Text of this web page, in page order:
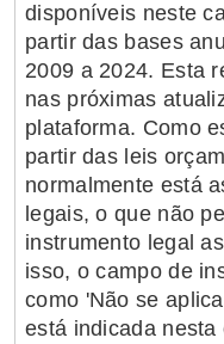
disponíveis neste
partir das bases
2009 a 2024. Esta
nas próximas
plataforma. Como
partir das leis
normalmente está
legais, o que não
instrumento legal
isso, o campo de
como 'Não se
está indicada